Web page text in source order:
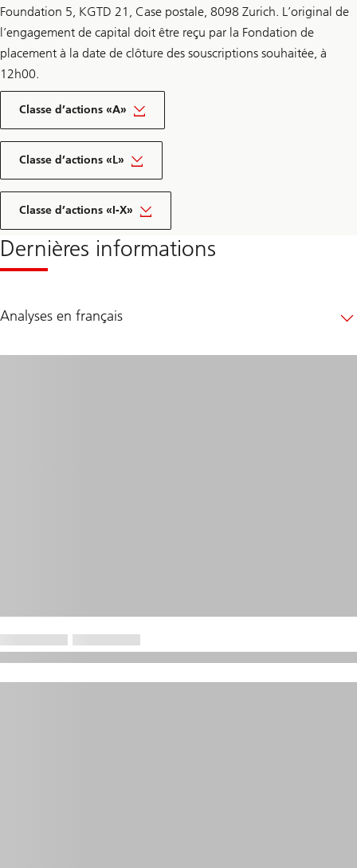
Foundation 5, KGTD 21, Case postale, 8098 Zurich. L’original de
l’engagement de capital doit être reçu par la Fondation de
placement à la date de clôture des souscriptions souhaitée, à
12h00.
Classe d’actions «A»
Classe d’actions «L»
Classe d’actions «I-X»
Dernières informations
Analyses en français